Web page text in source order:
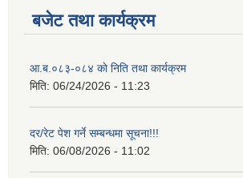
बजेट तथा कार्यक्रम
आ.ब.०८३-०८४ काे निति तथा कार्यक्रम
मिति: 06/24/2026 - 11:23
दर/रेट पेश गर्ने सम्बन्धमा सूचना!!!
मिति: 06/08/2026 - 11:02